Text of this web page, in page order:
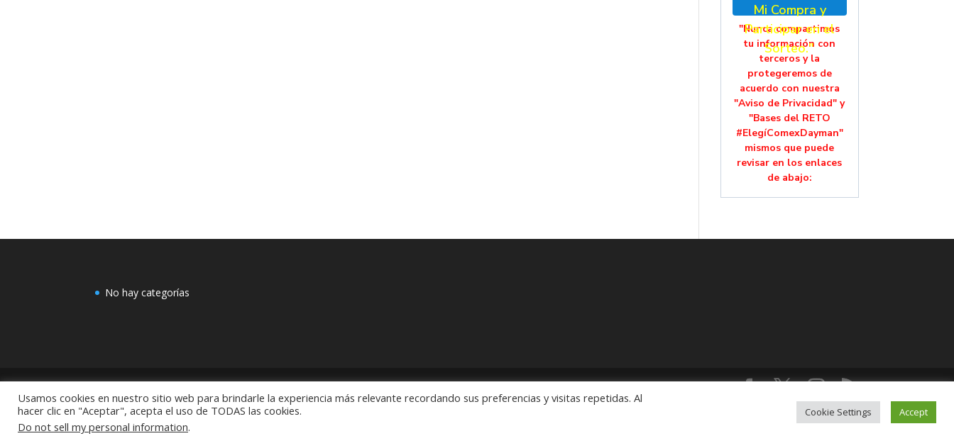
Mi Compra y
Participar en el
Sorteo."
"Nunca compartimos
tu información con
terceros y la
protegeremos de
acuerdo con nuestra
"Aviso de Privacidad" y
"Bases del RETO
#ElegíComexDayman"
mismos que puede
revisar en los enlaces
de abajo:
No hay categorías
COMEX: "Centro de Decoración Dayman Revolución" Pedidos: 55 5563 2913 y 55 5563 1186 Rubens # 3, Esquina Revolución, Colonia Mixcoac, C.P. 03910, CDMX,
México
Usamos cookies en nuestro sitio web para brindarle la experiencia más relevante recordando sus preferencias y visitas repetidas. Al
hacer clic en "Aceptar", acepta el uso de TODAS las cookies.
Do not sell my personal information.
Cookie Settings Accept